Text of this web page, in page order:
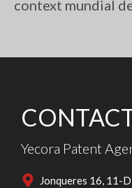
context mundial
Yecora Patent
Jonqueres 16, 11-